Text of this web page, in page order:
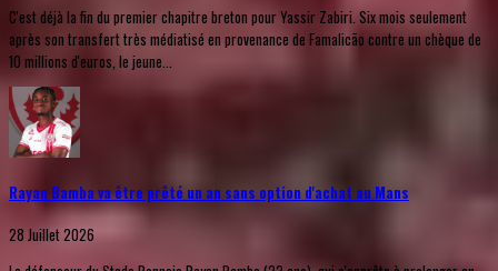
C'est déjà la fin du premier chapitre breton pour Yassir Zabiri. Six mois seulement
après son transfert très médiatisé en provenance de Famalicão contre un chèque de
10 millions d'euros, le jeune...
Rayan Bamba va être prêté un an sans option d'achat au Mans
28 Juillet 2026